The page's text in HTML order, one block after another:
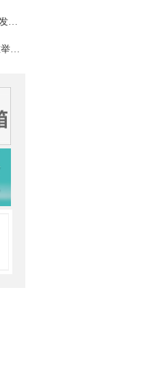
中央军委举行晋升上将军衔仪式 习近平颁发命令状并向晋衔的军官表示祝贺
庆祝中国共产党成立105周年大会在京隆重举行 习近平发表重要讲话